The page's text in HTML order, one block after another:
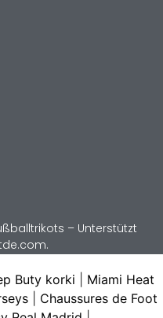
– Unterstützt
Buty korki
Miami Heat
Chaussures de Foot